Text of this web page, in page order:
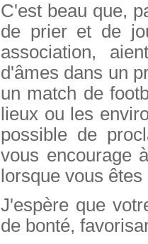
C'est beau que,
de prier et de
association,
d'âmes dans un
un match de
lieux ou les
possible de
vous encourage
lorsque vous
J'espère que
de bonté,